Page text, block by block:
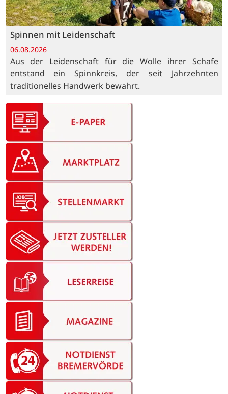
Spinnen mit Leidenschaft
06.08.2026
Aus der Leidenschaft für die Wolle ihrer Schafe
entstand ein Spinnkreis, der seit Jahrzehnten
traditionelles Handwerk bewahrt.